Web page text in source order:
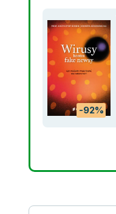
-92%